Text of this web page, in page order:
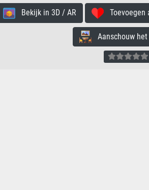
Bekijk in 3D / AR Toevoegen
Aanschouw het